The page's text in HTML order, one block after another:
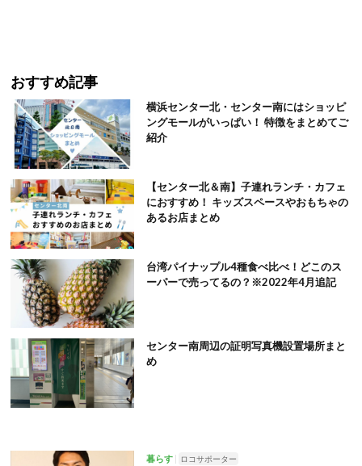
おすすめ記事
横浜センター北・センター南にはショッピ
ングモールがいっぱい！ 特徴をまとめてご
紹介
【センター北＆南】子連れランチ・カフェ
におすすめ！ キッズスペースやおもちゃの
あるお店まとめ
台湾パイナップル4種食べ比べ！どこのス
ーパーで売ってるの？※2022年4月追記
センター南周辺の証明写真機設置場所まと
め
暮らす ロコサポーター